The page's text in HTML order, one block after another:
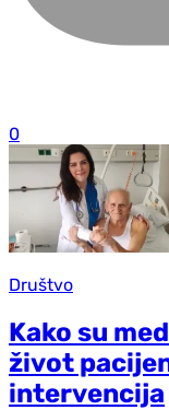
0
Društvo
Kako su
život
intervencija